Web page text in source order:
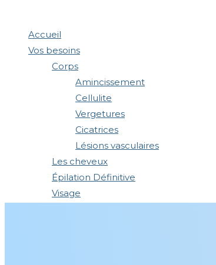
Accueil
Vos besoins
Corps
Amincissement
Cellulite
Vergetures
Cicatrices
Lésions vasculaires
Les cheveux
Épilation Définitive
Visage